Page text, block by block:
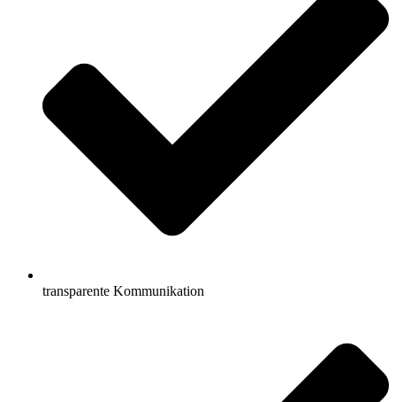
transparente Kommunikation